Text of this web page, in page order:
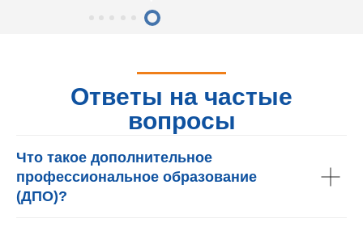
Ответы на частые
вопросы
Что такое дополнительное
профессиональное образование
(ДПО)?